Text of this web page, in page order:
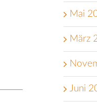
Mai
März
Juni